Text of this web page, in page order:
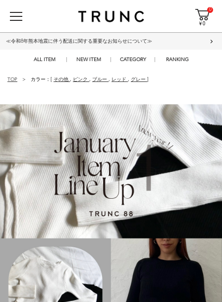
0
¥ 0
≪令和8年熊本地震に伴う配送に関する重要なお知らせについて≫
ALL ITEM NEW ITEM CATEGORY RANKING
TOP カラー：[ その他 , ピンク , ブルー , レッド , グレー